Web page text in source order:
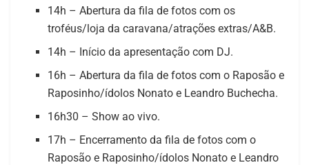
14h – Abertura da fila de fotos com os
troféus/loja da caravana/atrações extras/A&B.
14h – Início da apresentação com DJ.
16h – Abertura da fila de fotos com o Raposão e
Raposinho/ídolos Nonato e Leandro Buchecha.
16h30 – Show ao vivo.
17h – Encerramento da fila de fotos com o
Raposão e Raposinho/ídolos Nonato e Leandro